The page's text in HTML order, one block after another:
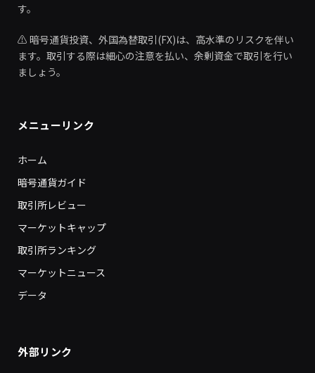
す。
⚠️ 暗号通貨投資、外国為替取引(FX)は、高水準のリスクを伴い
ます。取引する際は細心の注意を払い、余剰資金で取引を行い
ましょう。
メニューリンク
ホーム
暗号通貨ガイド
取引所レビュー
マーケットキャップ
取引所ランキング
マーケットニュース
データ
外部リンク